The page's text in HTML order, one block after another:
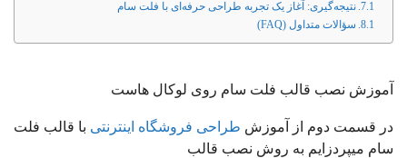
نتیجه‌گیری: آغاز یک تجربه طراحی حرفه‌ای با فلت سام
سؤالات متداول (FAQ)
آموزش نصب قالب فلت سام روی لوکال هاست
در قسمت دوم از آموزش طراحی فروشگاه اینترنتی با قالب فلت
سام میپردزایم به روش نصب قالب